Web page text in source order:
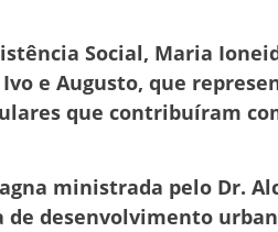
Social, Maria
e Augusto, que
que contribuíram
ministrada pelo Dr.
desenvolvimento